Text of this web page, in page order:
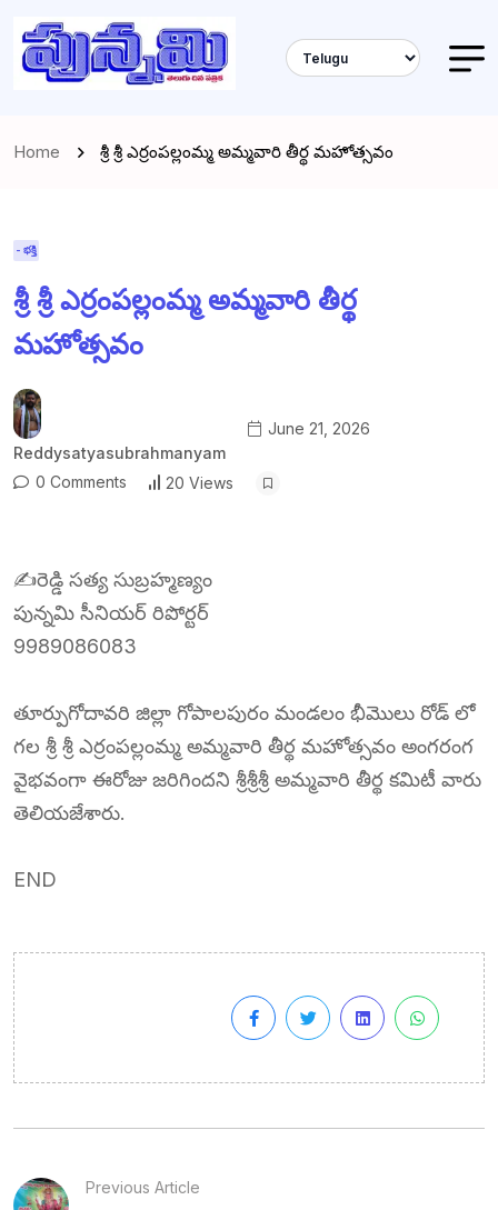
Home శ్రీ శ్రీ ఎర్రంపల్లంమ్మ అమ్మవారి తీర్థ మహోత్సవం
- భక్తి
శ్రీ శ్రీ ఎర్రంపల్లంమ్మ అమ్మవారి తీర్థ
మహోత్సవం
Reddysatyasubrahmanyam
June 21, 2026
0 Comments 20 Views
✍️రెడ్డి సత్య సుబ్రహ్మణ్యం
పున్నమి సీనియర్ రిపోర్టర్
9989086083
తూర్పుగోదావరి జిల్లా గోపాలపురం మండలం భీమొలు రోడ్ లో
గల శ్రీ శ్రీ ఎర్రంపల్లంమ్మ అమ్మవారి తీర్థ మహోత్సవం అంగరంగ
వైభవంగా ఈరోజు జరిగిందని శ్రీశ్రీశ్రీ అమ్మవారి తీర్థ కమిటీ వారు
తెలియజేశారు.
END
Previous Article